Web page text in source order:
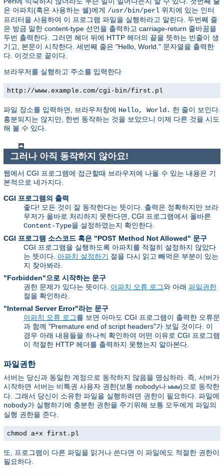
은 아파치(혹은 사용하는 쉘)에게 /usr/bin/perl 위치에 있는 인터
프리터을 사용하여 이 프로그램 파일을 실행하라고 알린다. 두번째 줄
은 방금 말한 content-type 선언을 출력하고 carriage-return 줄바꿈을
두번 출력한다. 그러면 헤더 뒤에 HTTP 헤더의 끝을 뜻하는 빈줄이 생
기고, 본문이 시작한다. 세번째 줄은 "Hello, World." 문자열을 출력한
다. 이것으로 끝이다.
브라우저를 실행하고 주소를 입력한다
http://www.example.com/cgi-bin/first.pl
파일 장소를 입력하면, 브라우저창에 Hello, World. 한 줄이 보인다.
흥분되지는 않지만, 한번 동작하는 것을 보았으니 이제 다른 것을 시도
해 볼 수 있다.
그러나 아직 동작하지 않아요!
웹에서 CGI 프로그램에 접근할때 브라우저에 나올 수 있는 내용은 기
본적으로 네가지다.
CGI 프로그램의 출력
좋다! 모든 것이 잘 동작한다는 뜻이다. 출력은 정확하지만 브라
우저가 올바로 처리하지 못한다면, CGI 프로그램에서 올바른
Content-Type을 설정하였는지 확인한다.
CGI 프로그램 소스코드 혹은 "POST Method Not Allowed" 문구
CGI 프로그램을 실행하도록 아파치를 적절히 설정하지 않았다
는 뜻이다. 아파치 설정하기 절을 다시 읽고 빼먹은 부분이 있는
지 찾아봐라.
"Forbidden"으로 시작하는 문구
권한 문제가 있다는 뜻이다. 아파치 오류 로그와 아래 파일권한
절을 확인하라.
"Internal Server Error"라는 문구
아파치 오류 로그를 보면 아마도 CGI 프로그램이 출력한 오류문
과 함께 "Premature end of script headers"가 보일 것이다. 이
경우 아래 내용들을 하나씩 확인하여 어떤 이유로 CGI 프로그램
이 적절한 HTTP 헤더를 출력하지 못했는지 알아본다.
파일권한
서버는 당신과 동일한 계정으로 동작하지 않음을 명심하라. 즉, 서버가
시작하면 서버는 비특권 사용자 권한(보통 nobody나 www)으로 동작한
다. 그래서 당신이 소유한 파일을 실행하려면 권한이 필요하다. 파일에
nobody가 실행하기에 충분한 권한을 주기위해 보통 모두에게 파일의
실행 권한을 준다.
chmod a+x first.pl
또, 프로그램이 다른 파일을 읽거나 쓴다면 이 파일에도 적절한 권한이
필요하다.